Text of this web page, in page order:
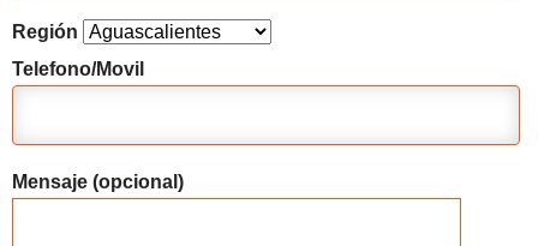
Región
Telefono/Movil
Mensaje (opcional)